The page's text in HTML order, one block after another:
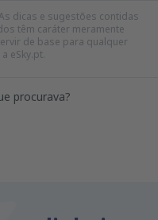
dicas e sugestões contidas
têm caráter meramente
de base para qualquer
eSky.pt.
procurava?